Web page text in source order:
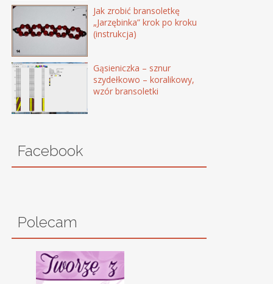
Jak zrobić bransoletkę
„Jarzębinka” krok po kroku
(instrukcja)
Gąsieniczka – sznur
szydełkowo – koralikowy,
wzór bransoletki
Facebook
Polecam